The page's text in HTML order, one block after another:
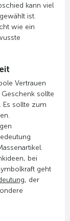
kann viel
ist.
wie ein
Vertrauen
Geschenk sollte
sollte zum
bei
geht
, der